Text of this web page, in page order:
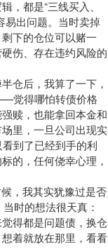
，都是“三线买入、
易出问题。当时卖掉
下的仓位可以赌一
伤、存在违约风险的
仓后，我算了一下，
觉得哪怕转债价格
赎，也能拿回本金和
里，一旦公司出现实
到了已经到手的利
的，任何侥幸心理，
，我其实犹豫过是否
时的想法很天真：
得都是问题债，换仓
着就放在那里，看看